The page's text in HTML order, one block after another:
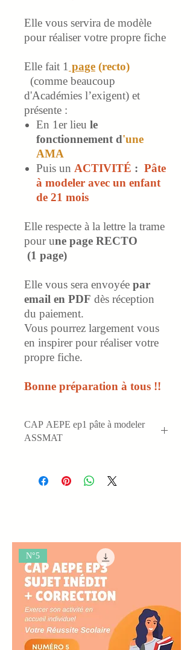
Elle vous servira de modèle
pour réaliser votre propre fiche
Elle fait 1 page (recto)
(comme beaucoup
d'Académies l’exigent) et
présente :
En 1er lieu le
fonctionnement d'une
AMA
Puis un ACTIVITÉ : Pâte
à modeler avec un enfant
de 21 mois
Elle respecte à la lettre la trame
pour une page RECTO
(1 page)
Elle vous sera envoyée par
email en PDF dès réception
du paiement.
Vous pourrez largement vous
en inspirer pour réaliser votre
propre fiche.
Bonne préparation à tous !!
CAP AEPE ep1 pâte à modeler
ASSMAT
N°5